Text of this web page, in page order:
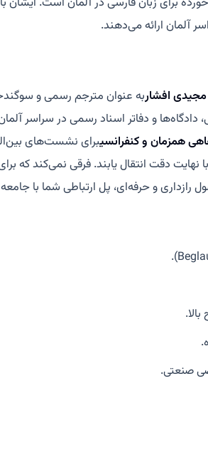
مجیدی افشاربه عنوان مترجم رسمی و
دادگاه‌ها و دفاتر اسناد رسمی در سراسر
همزمان و کنفرانسیبرای نشست‌های
دقت انتقال یابند. فرقی نمی‌کند که
رازداری و حرفه‌ای، پل ارتباطی شما با
صنعتی.